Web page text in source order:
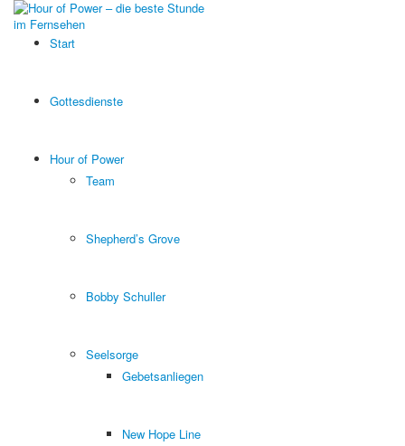
Start
Gottesdienste
Hour of Power
Team
Shepherd’s Grove
Bobby Schuller
Seelsorge
Gebetsanliegen
New Hope Line